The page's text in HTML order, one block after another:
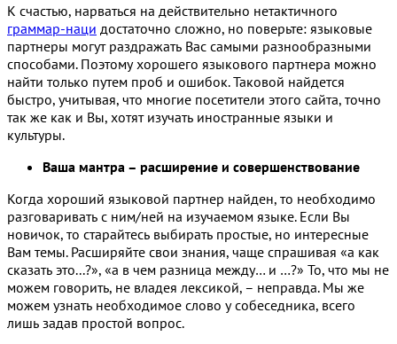
К счастью, нарваться на действительно нетактичного
граммар-наци достаточно сложно, но поверьте: языковые
партнеры могут раздражать Вас самыми разнообразными
способами. Поэтому хорошего языкового партнера можно
найти только путем проб и ошибок. Таковой найдется
быстро, учитывая, что многие посетители этого сайта, точно
так же как и Вы, хотят изучать иностранные языки и
культуры.
Ваша мантра – расширение и совершенствование
Когда хороший языковой партнер найден, то необходимо
разговаривать с ним/ней на изучаемом языке. Если Вы
новичок, то старайтесь выбирать простые, но интересные
Вам темы. Расширяйте свои знания, чаще спрашивая «а как
сказать это...?», «а в чем разница между… и …?» То, что мы не
можем говорить, не владея лексикой, – неправда. Мы же
можем узнать необходимое слово у собеседника, всего
лишь задав простой вопрос.